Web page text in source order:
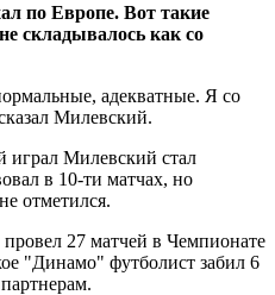
по Европе. Вот такие
складывалось как со
адекватные. Я со
Милевский.
играл Милевский стал
в 10-ти матчах, но
отметился.
27 матчей в Чемпионате
"Динамо" футболист забил 6